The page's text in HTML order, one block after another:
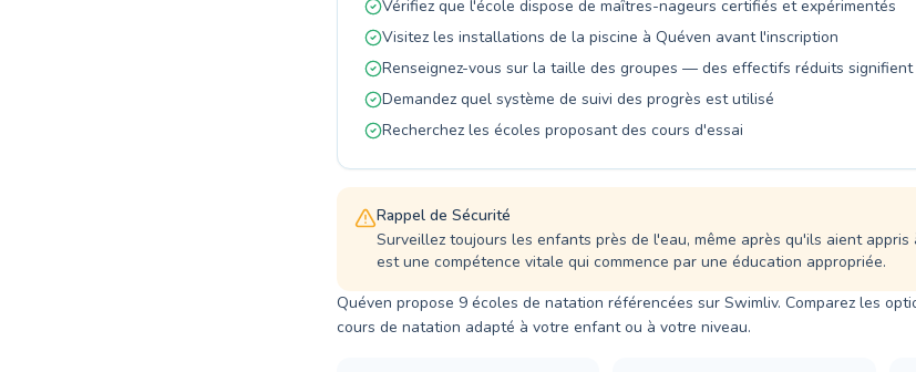
Vérifiez que l'école dispose de maîtres-nageurs certifiés et expérimentés
Visitez les installations de la piscine à Quéven avant l'inscription
Renseignez-vous sur la taille des groupes — des effectifs réduits
Demandez quel système de suivi des progrès est utilisé
Recherchez les écoles proposant des cours d'essai
Rappel de Sécurité
Surveillez toujours les enfants près de l'eau, même après qu'ils aient
est une compétence vitale qui commence par une éducation appropriée.
Quéven propose 9 écoles de natation référencées sur Swimliv. Comparez les
cours de natation adapté à votre enfant ou à votre niveau.